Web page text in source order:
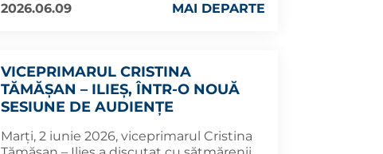
2026.06.09 MAI DEPARTE
VICEPRIMARUL CRISTINA
TĂMĂȘAN – ILIEȘ, ÎNTR-O NOUĂ
SESIUNE DE AUDIENȚE
Marți, 2 iunie 2026, viceprimarul Cristina